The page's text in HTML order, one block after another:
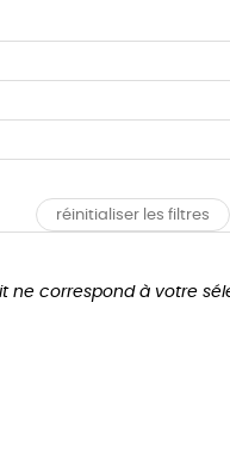
+ cher
au - cher
violet
Agriculture
réinitialiser les filtres
ne correspond à votre